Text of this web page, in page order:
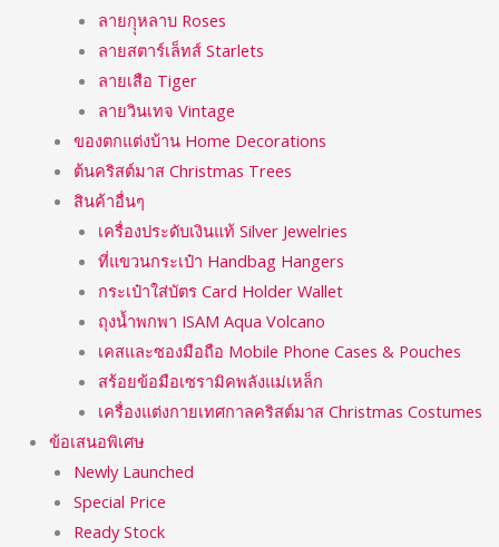
ลายกุุหลาบ Roses
ลายสตาร์เล็ทส์ Starlets
ลายเสือ Tiger
ลายวินเทจ Vintage
ของตกแต่งบ้าน Home Decorations
ต้นคริสต์มาส Christmas Trees
สินค้าอื่นๆ
เครื่องประดับเงินแท้ Silver Jewelries
ที่แขวนกระเป๋า Handbag Hangers
กระเป๋าใส่บัตร Card Holder Wallet
ถุงน้ำพกพา ISAM Aqua Volcano
เคสและซองมือถือ Mobile Phone Cases & Pouches
สร้อยข้อมือเซรามิคพลังแม่เหล็ก
เครื่องแต่งกายเทศกาลคริสต์มาส Christmas Costumes
ข้อเสนอพิเศษ
Newly Launched
Special Price
Ready Stock